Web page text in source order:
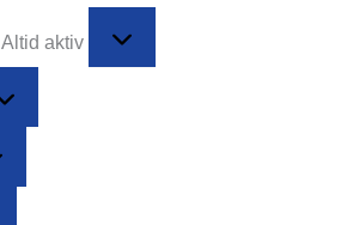
Altid aktiv